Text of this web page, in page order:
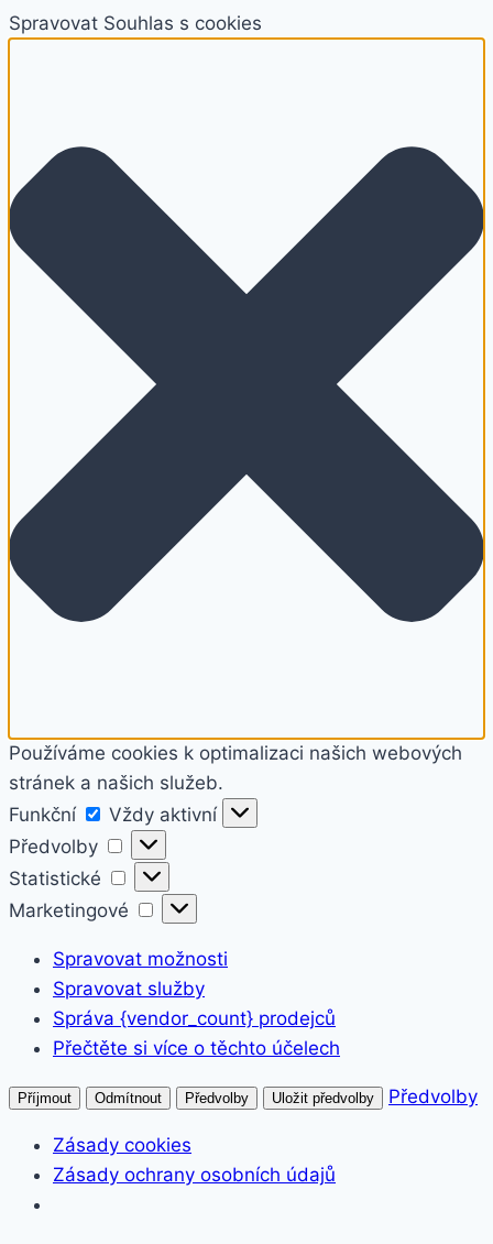
Spravovat Souhlas s cookies
Používáme cookies k optimalizaci našich webových
stránek a našich služeb.
Funkční
Funkční
Vždy aktivní
Předvolby
Předvolby
Statistické
Statistické
Marketingové
Marketingové
Spravovat možnosti
Spravovat služby
Správa {vendor_count} prodejců
Přečtěte si více o těchto účelech
Příjmout Odmítnout Předvolby Uložit předvolby Předvolby
Zásady cookies
Zásady ochrany osobních údajů